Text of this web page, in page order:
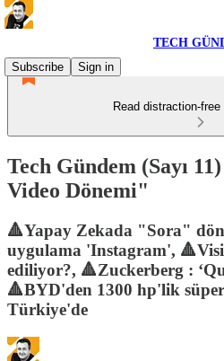
TECH
Subscribe
Sign in
Read distraction-
Tech Gündem (Sayı
Video Dönemi"
🔺Yapay Zekada "Sora"
uygulama 'Instagram',
ediliyor?, 🔺Zuckerberg :
🔺BYD'den 1300 hp'lik
Türkiye'de